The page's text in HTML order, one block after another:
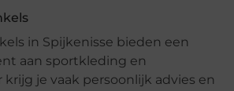
in Spijkenisse bieden een
aan sportkleding en
krijg je vaak persoonlijk advies en